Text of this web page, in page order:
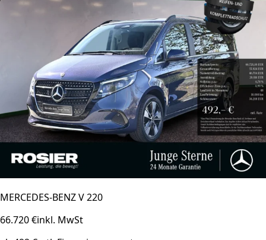
MERCEDES-BENZ V 220
66.720 €inkl. MwSt